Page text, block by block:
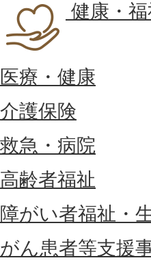
健康・福
医療・健康
介護保険
救急・病院
高齢者福祉
障がい者福祉・
がん患者等支援